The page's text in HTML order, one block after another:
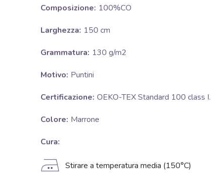
Composizione: 100%CO
Larghezza: 150 cm
Grammatura: 130 g/m2
Motivo: Puntini
Certificazione: OEKO-TEX Standard 100 class I.
Colore: Marrone
Cura:
E Stirare a temperatura media (150°C)